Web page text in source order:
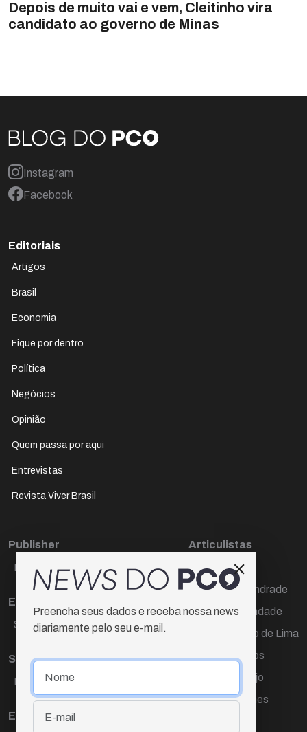
Depois de muito vai e vem, Cleitinho vira
candidato ao governo de Minas
Instagram
Facebook
Editoriais
Artigos
Brasil
Economia
Fique por dentro
Política
Negócios
Opinião
Quem passa por aqui
Entrevistas
Revista Viver Brasil
Publisher
Paulo Cesar de Oliveira
Editora Chefe
Sueli Cotta
Sub-editora
Raquel Ayres
Equipe
Articulistas
Décio Freire
Dr Marcos Andrade
Hamilton Trindade
Igor Carvalho de Lima
Mario Campos
Renata Araújo
Wagner Gomes
Preencha seus dados e receba nossa news
diariamente pelo seu e-mail.